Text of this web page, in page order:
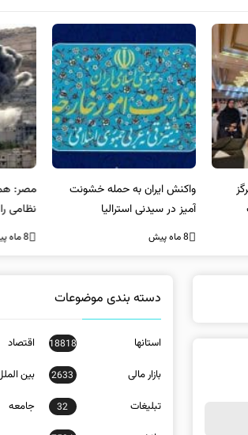
واکنش ایران به حمله خشونت
آمیز در سیدنی استرالیا
مصر: همه گزینه‌ها
نظامی را درمورد
بررسی می‌کنیم
دسته بندی موضوعات
استانها 18818 اقتصاد
بازار مالی 2633 بین
تبلیغات 32 جامعه